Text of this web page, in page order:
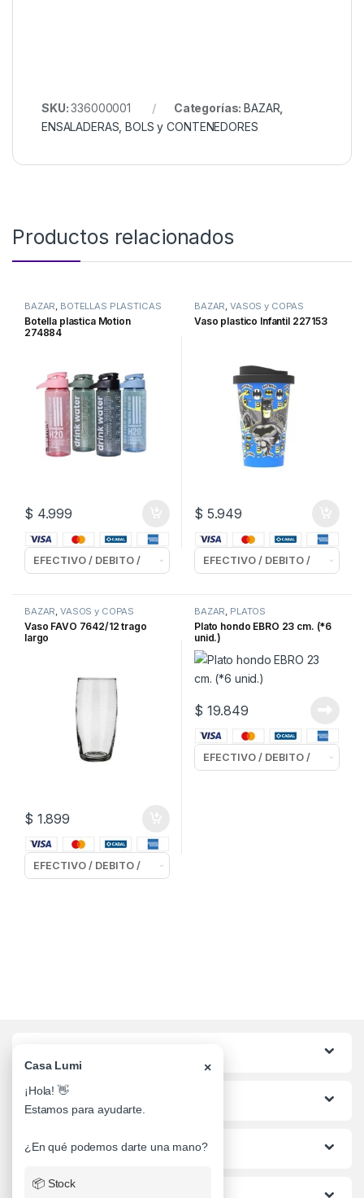
SKU:336000001 Categorías:BAZAR
ENSALADERAS, BOLS y CONTENEDORES
Productos relacionados
BAZAR, BOTELLAS PLASTICAS
Botella plastica Motion
274884
$ 4.999
BAZAR,VASOS y COPAS
Vaso plastico Infantil 227153
$ 5.949
BAZAR,VASOS y COPAS
Vaso FAVO 7642/12 trago
largo
$ 1.899
BAZAR, PLATOS
Plato hondo EBRO 23 cm. (*6
unid.)
$ 19.849
Lo mas buscado
Informacion al Cliente
Casa Lumi ×
¡Hola! 👋
Estamos para ayudarte.
¿En qué podemos darte una mano?
📦 Stock